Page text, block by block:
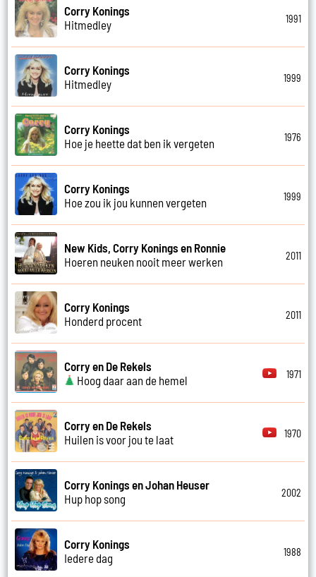
Corry Konings
Hitmedley
1991
Corry Konings
Hitmedley
1999
Corry Konings
Hoe je heette dat ben ik vergeten
1976
Corry Konings
Hoe zou ik jou kunnen vergeten
1999
New Kids, Corry Konings en Ronnie
Hoeren neuken nooit meer werken
2011
Corry Konings
Honderd procent
2011
Corry en De Rekels
Hoog daar aan de hemel
1971
Corry en De Rekels
Huilen is voor jou te laat
1970
Corry Konings en Johan Heuser
Hup hop song
2002
Corry Konings
Iedere dag
1988